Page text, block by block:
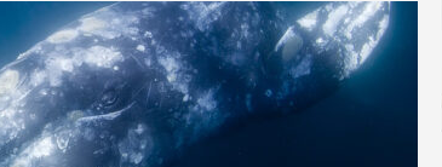
회: 이홍원 작가, 생활문화상품 4종 판매
:통일 지향 2국가론: 한반도 평화의 새로운 길